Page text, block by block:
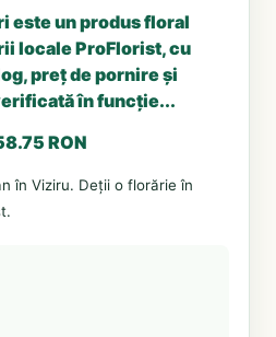
este un produs floral
locale ProFlorist, cu
preț de pornire și
în funcție...
RON
în Viziru. Deții o florărie în